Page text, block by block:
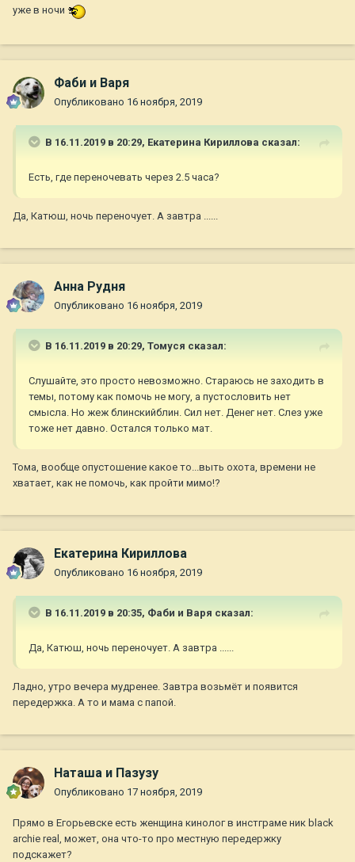
уже в ночи
Фаби и Варя
Опубликовано 16 ноября, 2019
В 16.11.2019 в 20:29, Екатерина Кириллова сказал:
Есть, где переночевать через 2.5 часа?
Да, Катюш, ночь переночует. А завтра ......
Анна Рудня
Опубликовано 16 ноября, 2019
В 16.11.2019 в 20:29, Томуся сказал:
Слушайте, это просто невозможно. Стараюсь не заходить в
темы, потому как помочь не могу, а пустословить нет
смысла. Но жеж блинскийблин. Сил нет. Денег нет. Слез уже
тоже нет давно. Остался только мат.
Тома, вообще опустошение какое то...выть охота, времени не
хватает, как не помочь, как пройти мимо!?
Екатерина Кириллова
Опубликовано 16 ноября, 2019
В 16.11.2019 в 20:35, Фаби и Варя сказал:
Да, Катюш, ночь переночует. А завтра ......
Ладно, утро вечера мудренее. Завтра возьмёт и появится
передержка. А то и мама с папой.
Наташа и Пазузу
Опубликовано 17 ноября, 2019
Прямо в Егорьевске есть женщина кинолог в инстграме ник black
archie real, может, она что-то про местную передержку
подскажет?